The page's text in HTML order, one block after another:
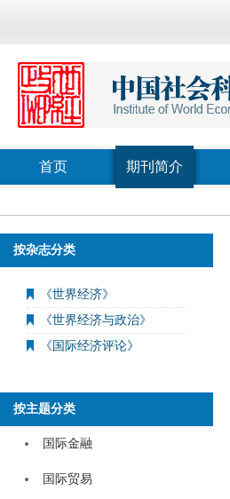
首页 期刊简介
按杂志分类
《世界经济》
《世界经济与政治》
《国际经济评论》
按主题分类
国际金融
国际贸易